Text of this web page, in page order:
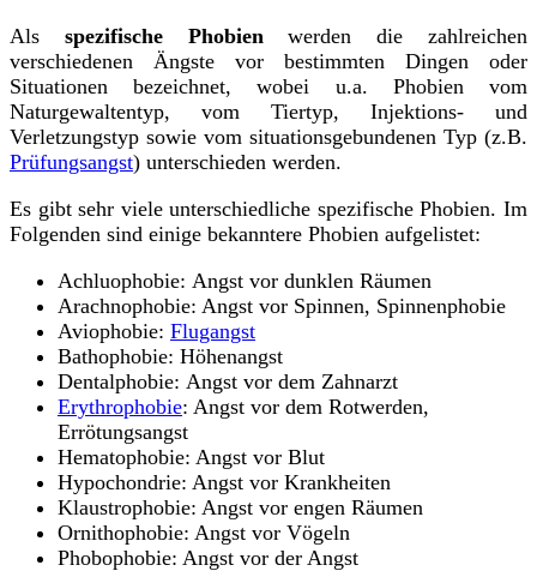
Als spezifische Phobienwerden die zahlreichen
verschiedenen Ängste vor bestimmten Dingen oder
Situationen bezeichnet, wobei u.a. Phobien vom
Naturgewaltentyp, vom Tiertyp, Injektions- und
Verletzungstyp sowie vom situationsgebundenen Typ (z.B.
Prüfungsangst) unterschieden werden.
Es gibt sehr viele unterschiedliche spezifische Phobien. Im
Folgenden sind einige bekanntere Phobien aufgelistet:
Achluophobie: Angst vor dunklen Räumen
Arachnophobie: Angst vor Spinnen, Spinnenphobie
Aviophobie: Flugangst
Bathophobie: Höhenangst
Dentalphobie: Angst vor dem Zahnarzt
Erythrophobie: Angst vor dem Rotwerden,
Errötungsangst
Hematophobie: Angst vor Blut
Hypochondrie: Angst vor Krankheiten
Klaustrophobie: Angst vor engen Räumen
Ornithophobie: Angst vor Vögeln
Phobophobie: Angst vor der Angst